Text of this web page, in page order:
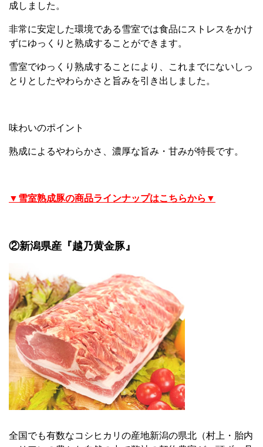
成しました。
非常に安定した環境である雪室では食品にストレスをかけ
ずにゆっくりと熟成することができます。
雪室でゆっくり熟成することにより、これまでにないしっ
とりとしたやわらかさと旨みを引き出しました。
味わいのポイント
熟成によるやわらかさ、濃厚な旨み・甘みが特長です。
▼雪室熟成豚の商品ラインナップはこちらから▼
②新潟県産『越乃黄金豚』
全国でも有数なコシヒカリの産地新潟の県北（村上・胎内